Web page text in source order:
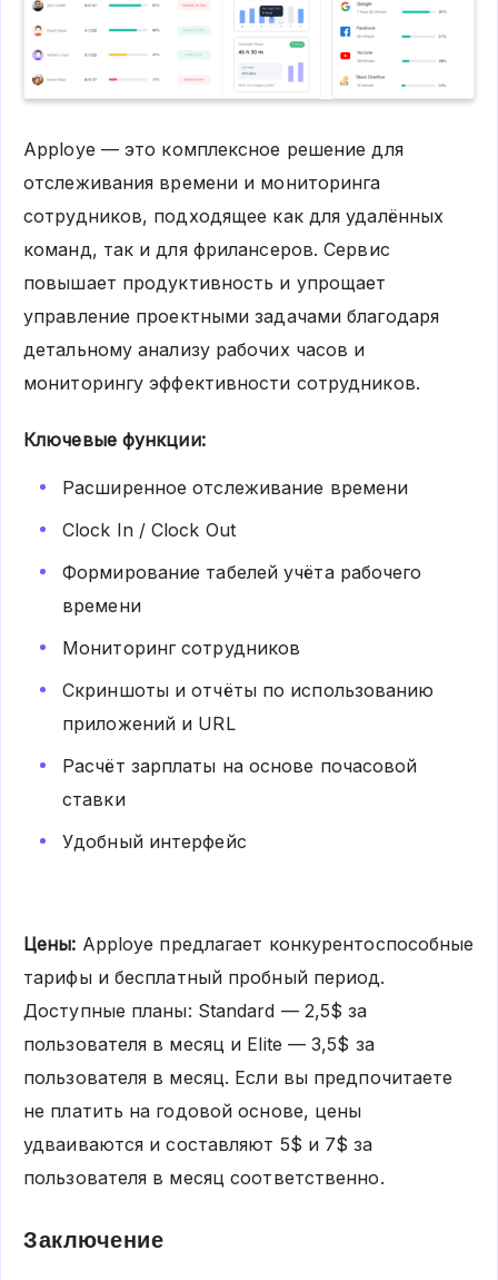
Apploye — это комплексное решение для
отслеживания времени и мониторинга
сотрудников, подходящее как для удалённых
команд, так и для фрилансеров. Сервис
повышает продуктивность и упрощает
управление проектными задачами благодаря
детальному анализу рабочих часов и
мониторингу эффективности сотрудников.
Ключевые функции:
Расширенное отслеживание времени
Clock In / Clock Out
Формирование табелей учёта рабочего
времени
Мониторинг сотрудников
Скриншоты и отчёты по использованию
приложений и URL
Расчёт зарплаты на основе почасовой
ставки
Удобный интерфейс
Цены: Apploye предлагает конкурентоспособные
тарифы и бесплатный пробный период.
Доступные планы: Standard — 2,5$ за
пользователя в месяц и Elite — 3,5$ за
пользователя в месяц. Если вы предпочитаете
не платить на годовой основе, цены
удваиваются и составляют 5$ и 7$ за
пользователя в месяц соответственно.
Заключение